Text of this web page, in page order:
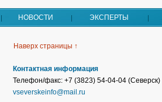
НОВОСТИ ЭКСПЕРТЫ
Наверх страницы ↑
Контактная информация
Телефон/факс: +7 (3823) 54-04-04 (Северск)
vseverskeinfo@mail.ru